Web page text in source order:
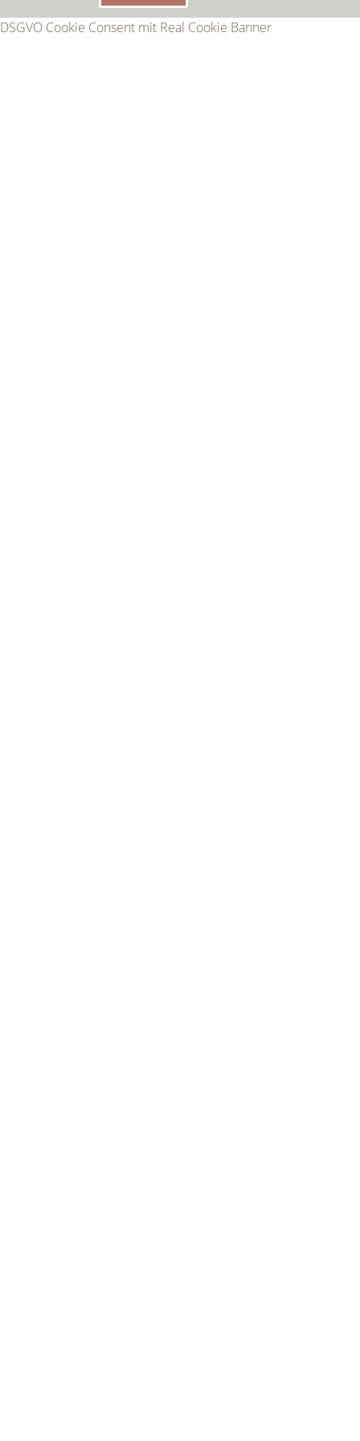
DSGVO Cookie Consent mit Real Cookie Banner